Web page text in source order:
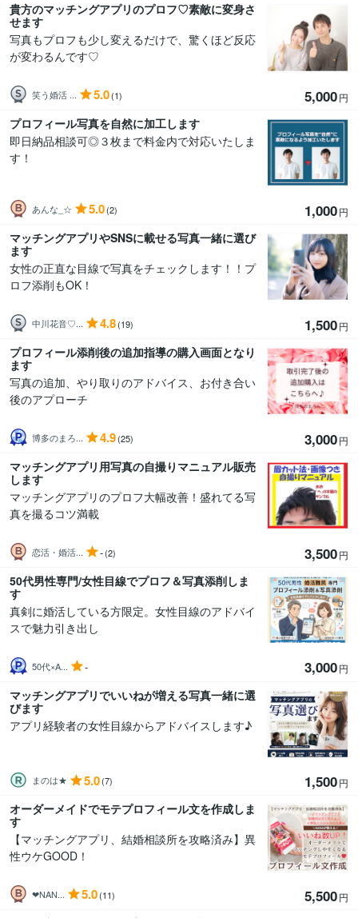
貴方のマッチングアプリのプロフ♡素敵に変身さ
せます
写真もプロフも少し変えるだけで、驚くほど反応
が変わるんです♡
笑う婚活 ... 5.0(1) 5,000円
プロフィール写真を自然に加工します
即日納品相談可◎３枚まで料金内で対応いたしま
す！
あんな_☆ 5.0(2) 1,000円
マッチングアプリやSNSに載せる写真一緒に選び
ます
女性の正直な目線で写真をチェックします！！プ
ロフ添削もOK！
中川花音♡... 4.8(19) 1,500円
プロフィール添削後の追加指導の購入画面となり
ます
写真の追加、やり取りのアドバイス、お付き合い
後のアプローチ
博多のまろ... 4.9(25) 3,000円
マッチングアプリ用写真の自撮りマニュアル販売
します
マッチングアプリのプロフ大幅改善！盛れてる写
真を撮るコツ満載
恋活・婚活... -(2) 3,500円
50代男性専門/女性目線でプロフ＆写真添削しま
す
真剣に婚活している方限定。女性目線のアドバイ
スで魅力引き出し
50代×A... - 3,000円
マッチングアプリでいいねが増える写真一緒に選
びます
アプリ経験者の女性目線からアドバイスします♪
まのは★ 5.0(7) 1,500円
オーダーメイドでモテプロフィール文を作成しま
す
【マッチングアプリ、結婚相談所を攻略済み】異
性ウケGOOD！
❤︎NAN... 5.0(11) 5,500円